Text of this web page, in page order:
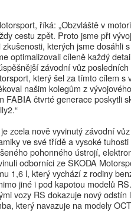
říká: „Obzvláště v
cestu zpět. Proto jsme při
kterých jsme dosáhli s
optimalizovali cíleně každý
závodní vůz
který šel za tímto cílem s
našim kolegům z
FABIA čtvrté generace poskytli
zcela nově vyvinutý závodní
ve své třídě a vysoké
pohonného ústrojí,
odborníci ze ŠKODA
1,6 l, který vychází z rodiny
jiné i pod kapotou modelů
vozy RS dokazuje nový odstín
který navazuje na modely